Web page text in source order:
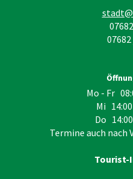
Mo - Fr
Mi
Do
Termine auch nach
Tourist-